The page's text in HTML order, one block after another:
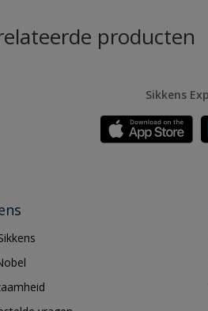
producten
Sikkens